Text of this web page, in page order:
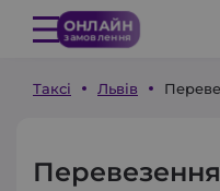
ОНЛАЙН
замовлення
Таксі Львів